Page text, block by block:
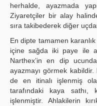
herhalde, ayazmada
Ziyaretçiler bir alay
sıra takibederek diğer
En dipte tamamen
içine sağda iki paye ile
Narthex’in en dip
ayazmayı görmek
de en itinalı işlenmiş
tarafındaki kaya sathı,
işlenmiştir. Ahlakilerin